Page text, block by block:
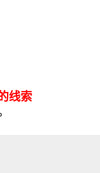
线索